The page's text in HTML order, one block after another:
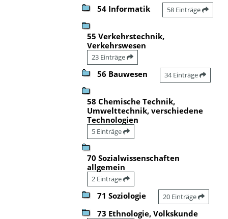
54 Informatik 58 Einträge
55 Verkehrstechnik,
Verkehrswesen
23 Einträge
56 Bauwesen 34 Einträge
58 Chemische Technik,
Umwelttechnik, verschiedene
Technologien
5 Einträge
70 Sozialwissenschaften
allgemein
2 Einträge
71 Soziologie 20 Einträge
73 Ethnologie, Volkskunde